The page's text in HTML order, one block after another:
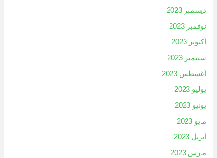
ديسمبر 2023
نوفمبر 2023
أكتوبر 2023
سبتمبر 2023
أغسطس 2023
يوليو 2023
يونيو 2023
مايو 2023
أبريل 2023
مارس 2023